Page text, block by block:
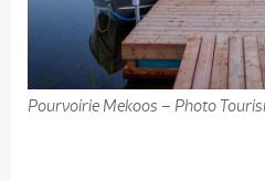
Pourvoirie Mekoos – Photo